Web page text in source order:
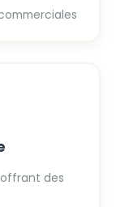
des